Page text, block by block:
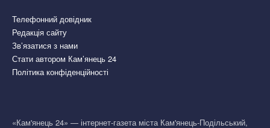
Телефонний довідник
Редакція сайту
Зв’язатися з нами
Стати автором Кам’янець 24
Політика конфіденційності
«Кам'янець 24» — інтернет-газета міста Кам'янець-Подільський,